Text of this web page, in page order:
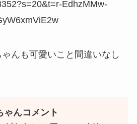
EdhzMMw-
んも可愛いこと間違いなし
ゃんコメント